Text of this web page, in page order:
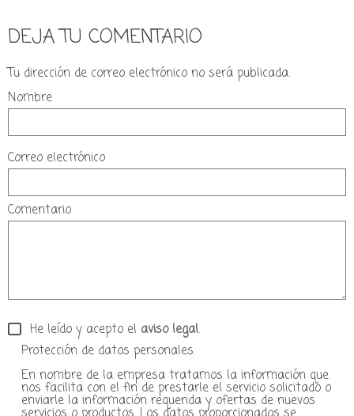
DEJA TU COMENTARIO
Tu dirección de correo electrónico no será publicada.
Nombre
Correo electrónico
Comentario
He leído y acepto el aviso legal.
Protección de datos personales.
En nombre de la empresa tratamos la información que
nos facilita con el fin de prestarle el servicio solicitado o
enviarle la información requerida y ofertas de nuevos